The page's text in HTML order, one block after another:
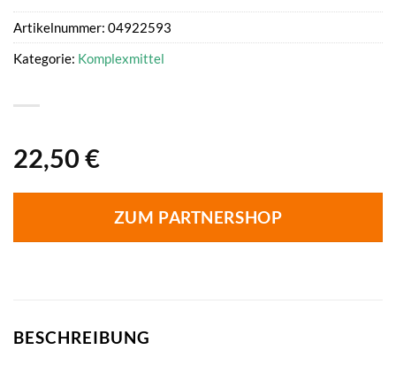
22,50 €
ZUM PARTNERSHOP
Artikelnummer: 04922593
Kategorie: Komplexmittel
BESCHREIBUNG